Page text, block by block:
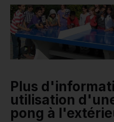
Plus
utilisation
pong à